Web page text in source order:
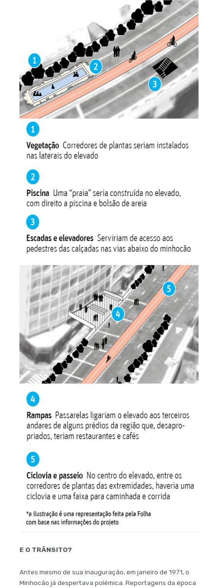
E O TRÂNSITO?
Antes mesmo de sua inauguração, em janeiro de 1971, o
Minhocão já despertava polêmica. Reportagens da época